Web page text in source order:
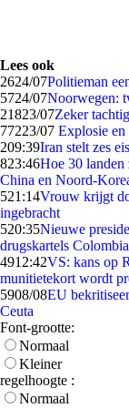
Lees ook
2624/07Politieman
5724/07Noorwegen:
21823/07Zeker
77223/07 Explosie
209:39Iran stelt zes
823:46Hoe 30
China en Noord-
521:14Vrouw krijgt
ingebracht
520:35Nieuwe
drugskartels Colombia
4912:42VS: kans op
munitietekort wordt
5908/08EU
Ceuta
Font-grootte:
Normaal
Kleiner
regelhoogte :
Normaal